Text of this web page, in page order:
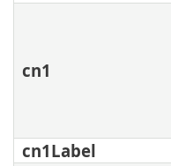
cn1
cn1Label